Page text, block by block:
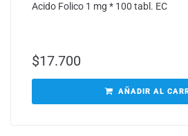
Acido Folico 1 mg * 100 tabl. EC
$17.700
AÑADIR AL